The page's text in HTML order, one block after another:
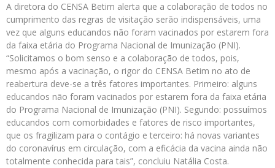
A diretora do CENSA Betim alerta que a colaboração de todos no
cumprimento das regras de visitação serão indispensáveis, uma
vez que alguns educandos não foram vacinados por estarem fora
da faixa etária do Programa Nacional de Imunização (PNI).
“Solicitamos o bom senso e a colaboração de todos, pois,
mesmo após a vacinação, o rigor do CENSA Betim no ato de
reabertura deve-se a três fatores importantes. Primeiro: alguns
educandos não foram vacinados por estarem fora da faixa etária
do Programa Nacional de Imunização (PNI). Segundo: possuímos
educandos com comorbidades e fatores de risco importantes,
que os fragilizam para o contágio e terceiro: há novas variantes
do coronavírus em circulação, com a eficácia da vacina ainda não
totalmente conhecida para tais”, concluiu Natália Costa.